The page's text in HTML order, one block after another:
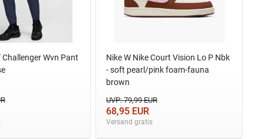
Challenger Wvn Pant
Nike W Nike Court Vision Lo P Nbk
- soft pearl/pink foam-fauna
brown
UVP: 79,99 EUR
68,95 EUR
Versand gratis